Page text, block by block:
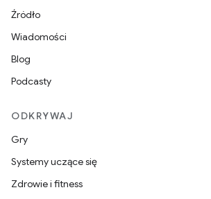
Źródło
Wiadomości
Blog
Podcasty
ODKRYWAJ
Gry
Systemy uczące się
Zdrowie i fitness